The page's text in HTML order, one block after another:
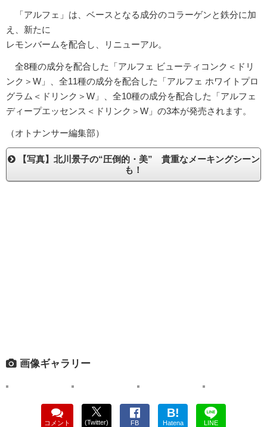
「アルフェ」は、ベースとなる成分のコラーゲンと鉄分に加
え、新たに
レモンバームを配合し、リニューアル。
全8種の成分を配合した「アルフェ ビューティコンク＜ドリ
ンク＞W」、全11種の成分を配合した「アルフェ ホワイトプロ
グラム＜ドリンク＞W」、全10種の成分を配合した「アルフェ
ディープエッセンス＜ドリンク＞W」の3本が発売されます。
（オトナンサー編集部）
【写真】北川景子の“圧倒的・美” 貴重なメーキングシーン
も！
画像ギャラリー
コメント (Twitter) FB
B!
Hatena LINE